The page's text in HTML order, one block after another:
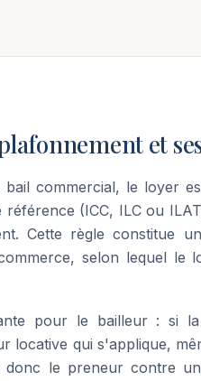
et
bail commercial, le loyer
référence (ICC, ILC ou
Cette règle constitue
selon lequel
pour le bailleur : si
locative qui s'applique,
donc le preneur contre